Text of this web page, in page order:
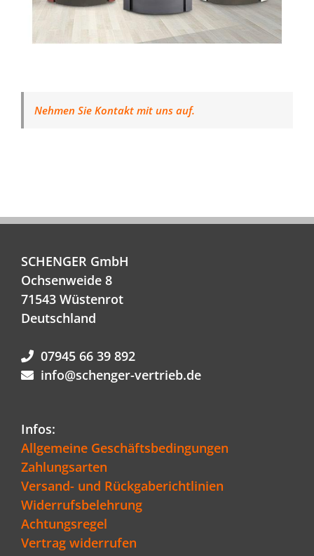
Nehmen Sie Kontakt mit uns auf.
SCHENGER GmbH
Ochsenweide 8
71543 Wüstenrot
Deutschland
07945 66 39 892
info@schenger-vertrieb.de
Infos:
Allgemeine Geschäftsbedingungen
Zahlungsarten
Versand- und Rückgaberichtlinien
Widerrufsbelehrung
Achtungsregel
Vertrag widerrufen